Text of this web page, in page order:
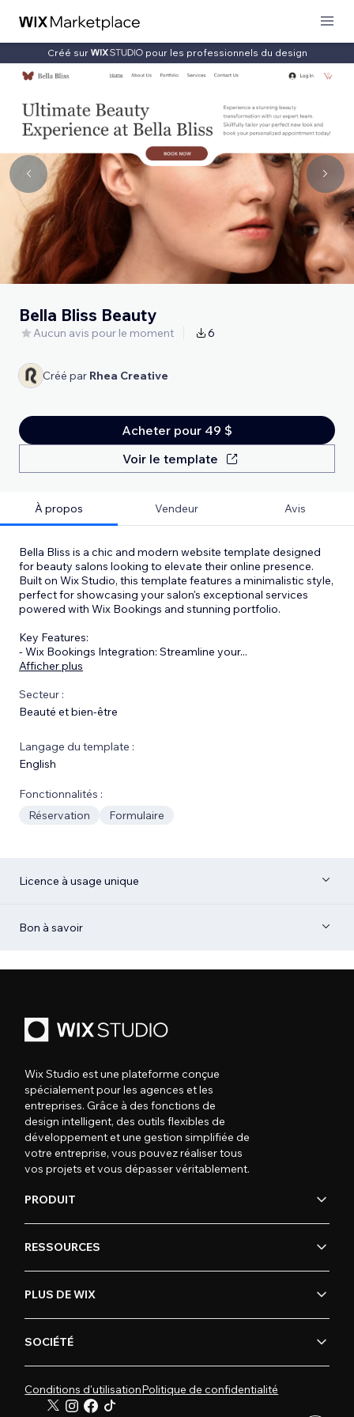
Créé sur pour les professionnels du design
Bella Bliss Beauty
Aucun avis pour le moment 6
Créé par Rhea Creative
Acheter pour 49 $
Voir le template
À propos Vendeur Avis
Bella Bliss is a chic and modern website template designed
for beauty salons looking to elevate their online presence.
Built on Wix Studio, this template features a minimalistic style,
perfect for showcasing your salon's exceptional services
powered with Wix Bookings and stunning portfolio.
Key Features:
- Wix Bookings Integration: Streamline your...
Afficher plus
Secteur :
Beauté et bien-être
Langage du template :
English
Fonctionnalités :
Réservation
Formulaire
Licence à usage unique
Bon à savoir
Wix Studio est une plateforme conçue
spécialement pour les agences et les
entreprises. Grâce à des fonctions de
design intelligent, des outils flexibles de
développement et une gestion simplifiée de
votre entreprise, vous pouvez réaliser tous
vos projets et vous dépasser véritablement.
PRODUIT
RESSOURCES
PLUS DE WIX
SOCIÉTÉ
Conditions d'utilisationPolitique de confidentialité